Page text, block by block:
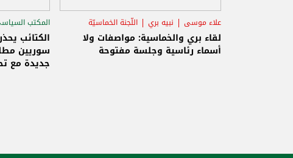
علاء موسى نبيه بري اللّجنة الخماسيّة
لقاء بري والخماسية: مواصفات ولا
أسماء رئاسية وجلسة مفتوحة
المكتب
الاستحقاق
الكتائب
سوريين
جديدة مع